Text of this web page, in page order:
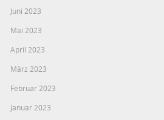
Juni 2023
Mai 2023
April 2023
März 2023
Februar 2023
Januar 2023